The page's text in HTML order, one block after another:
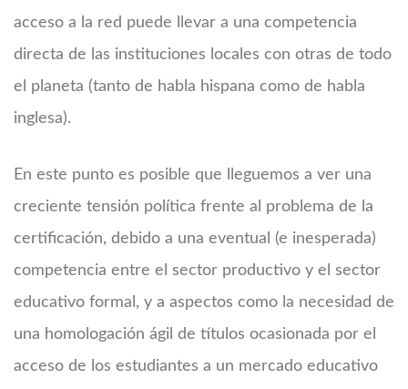
acceso a la red puede llevar a una competencia
directa de las instituciones locales con otras de todo
el planeta (tanto de habla hispana como de habla
inglesa).
En este punto es posible que lleguemos a ver una
creciente tensión política frente al problema de la
certificación, debido a una eventual (e inesperada)
competencia entre el sector productivo y el sector
educativo formal, y a aspectos como la necesidad de
una homologación ágil de títulos ocasionada por el
acceso de los estudiantes a un mercado educativo